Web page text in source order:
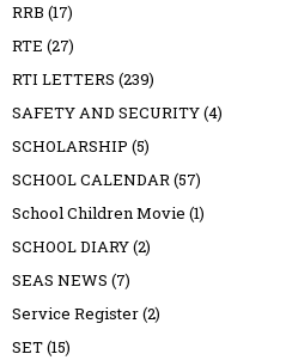
RRB (17)
RTE (27)
RTI LETTERS (239)
SAFETY AND SECURITY(4)
SCHOLARSHIP (5)
SCHOOL CALENDAR(57)
School Children Movie (1)
SCHOOL DIARY(2)
SEAS NEWS (7)
Service Register(2)
SET(15)